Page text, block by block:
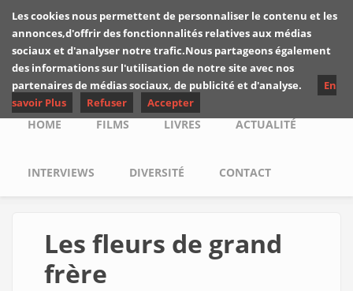
Skip to main content
Les critiques de
Yuyine
Main menu
HOME FILMS LIVRES ACTUALITÉ
INTERVIEWS DIVERSITÉ CONTACT
Les fleurs de grand
frère
Les cookies nous permettent de personnaliser le contenu et les
annonces,d'offrir des fonctionnalités relatives aux médias
sociaux et d'analyser notre trafic.Nous partageons également
des informations sur l'utilisation de notre site avec nos
partenaires de médias sociaux, de publicité et d'analyse.
En
savoir Plus
Refuser Accepter